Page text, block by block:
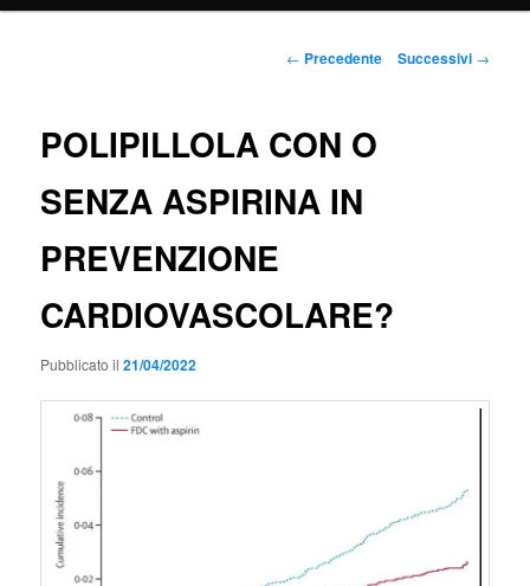
Navigazione
← Precedente Successivi →
POLIPILLOLA CON O
SENZA ASPIRINA IN
PREVENZIONE
CARDIOVASCOLARE?
Pubblicato il21/04/2022